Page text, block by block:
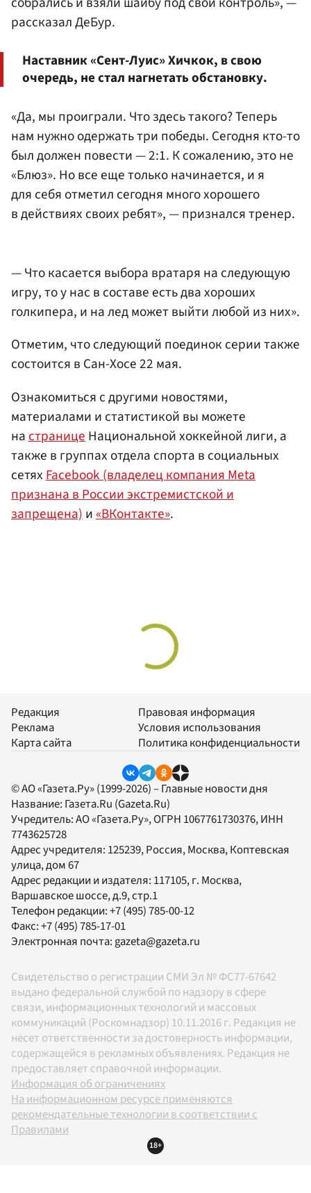
рассказал ДеБур.
Наставник «Сент-Луис» Хичкок, в свою
очередь, не стал нагнетать обстановку.
«Да, мы проиграли. Что здесь такого? Теперь
нам нужно одержать три победы. Сегодня кто-то
был должен повести — 2:1. К сожалению, это не
«Блюз». Но все еще только начинается, и я
для себя отметил сегодня много хорошего
в действиях своих ребят», — признался тренер.
— Что касается выбора вратаря на следующую
игру, то у нас в составе есть два хороших
голкипера, и на лед может выйти любой из них».
Отметим, что следующий поединок серии также
состоится в Сан-Хосе 22 мая.
Ознакомиться с другими новостями,
материалами и статистикой вы можете
на странице Национальной хоккейной лиги, а
также в группах отдела спорта в социальных
сетях Facebook (владелец компания Meta
признана в России экстремистской и
запрещена) и«ВКонтакте».
Редакция
Реклама
Карта сайта
Правовая информация
Условия использования
Политика конфиденциальности
© АО «Газета.Ру» (1999-2026) – Главные новости дня
Название: Газета.Ru (Gazeta.Ru)
Учредитель:АО «Газета.Ру», ОГРН 1067761730376, ИНН
7743625728
Адрес учредителя: 125239, Россия, Москва, Коптевская
улица, дом 67
Адрес редакции и издателя: 117105, г. Москва,
Варшавское шоссе, д.9, стр.1
Телефон редакции:+7 (495) 785-00-12
Факс:+7 (495) 785-17-01
Электронная почта:gazeta@gazeta.ru
Свидетельство о регистрации СМИ Эл № ФС77-67642
выдано федеральной службой по надзору в сфере
связи, информационных технологий и массовых
коммуникаций (Роскомнадзор) 10.11.2016 г. Редакция не
несет ответственности за достоверность информации,
содержащейся в рекламных объявлениях. Редакция не
предоставляет справочной информации.
Информация об ограничениях
На информационном ресурсе применяются
рекомендательные технологии в соответствии с
Правилами
18+